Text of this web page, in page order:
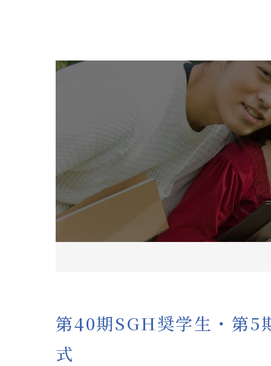
第40期SGH奨学生・第5
式